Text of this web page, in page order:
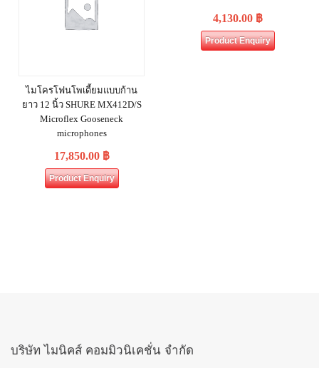
ไมโครโฟนโพเดี้ยมแบบก้าน
ยาว 12 นิ้ว SHURE MX412D/S
Microflex Gooseneck
microphones
17,850.00 ฿
Product Enquiry
4,130.00 ฿
Product Enquiry
บริษัท ไมนิคส์ คอมมิวนิเคชั่น จำกัด